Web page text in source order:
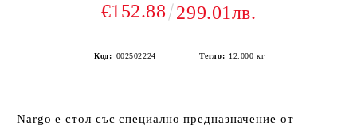
€152.88 299.01лв.
Код: 002502224 Тегло: 12.000 кг
Nargoе стол със специално предназначение от